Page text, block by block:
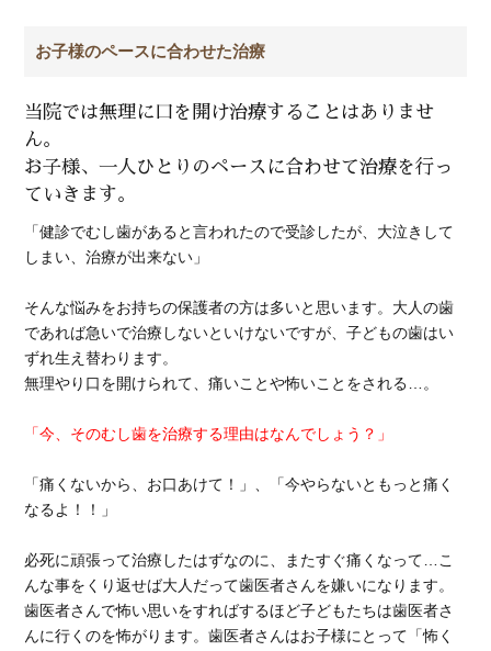
お子様のペースに合わせた治療
当院では無理に口を開け治療することはありませ
ん。
お子様、一人ひとりのペースに合わせて治療を行っ
ていきます。
「健診でむし歯があると言われたので受診したが、大泣きして
しまい、治療が出来ない」
そんな悩みをお持ちの保護者の方は多いと思います。大人の歯
であれば急いで治療しないといけないですが、子どもの歯はい
ずれ生え替わります。
無理やり口を開けられて、痛いことや怖いことをされる…。
「今、そのむし歯を治療する理由はなんでしょう？」
「痛くないから、お口あけて！」、「今やらないともっと痛く
なるよ！！」
必死に頑張って治療したはずなのに、またすぐ痛くなって…こ
んな事をくり返せば大人だって歯医者さんを嫌いになります。
歯医者さんで怖い思いをすればするほど子どもたちは歯医者さ
んに行くのを怖がります。歯医者さんはお子様にとって「怖く